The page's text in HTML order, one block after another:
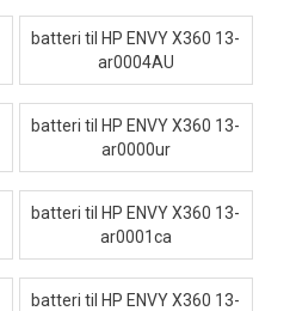
batteri til HP ENVY X360 13-
ar0004AU
batteri til HP ENVY X360 13-
ar0000ur
batteri til HP ENVY X360 13-
ar0001ca
batteri til HP ENVY X360 13-